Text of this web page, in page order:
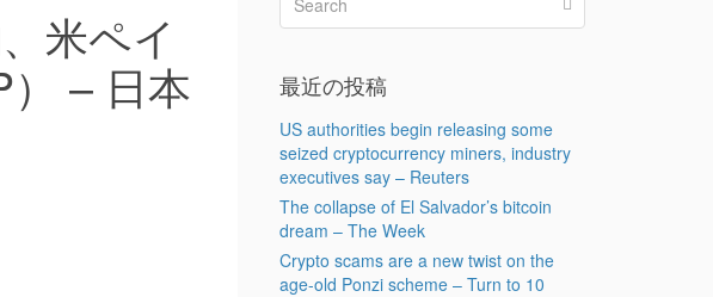
米ペイ
– 日本
最近の投稿
US authorities begin releasing some
seized cryptocurrency miners, industry
executives say – Reuters
The collapse of El Salvador’s bitcoin
dream – The Week
Crypto scams are a new twist on the
age-old Ponzi scheme – Turn to 10